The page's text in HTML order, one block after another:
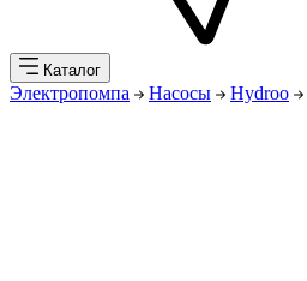
Каталог
Электропомпа Насосы Hydroo